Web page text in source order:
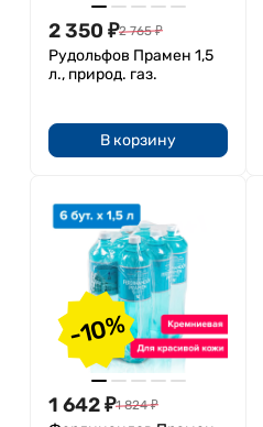
2 350 ₽2 765 ₽
Рудольфов Прамен 1,5
л., природ. газ.
В корзину
-10%
1 642₽1 824 ₽